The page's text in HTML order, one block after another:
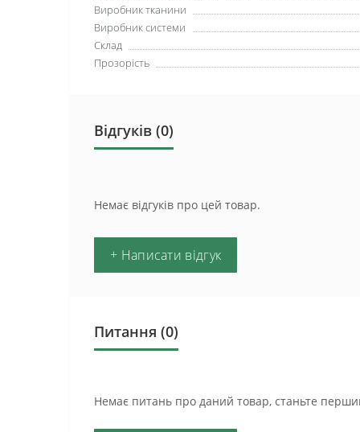
Виробник тканини
Виробник системи
Склад
Прозорість
Відгуків (0)
Немає відгуків про цей товар.
+ Написати відгук
Питання (0)
Немає питань про даний товар, станьте